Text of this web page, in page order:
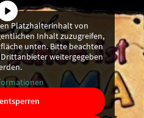
Platzhalterinhalt von
Inhalt zuzugreifen,
unten. Bitte beachten
weitergegeben